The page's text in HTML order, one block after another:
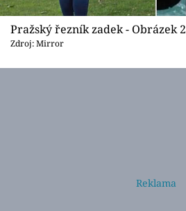
Pražský řezník zadek - Obrázek 2
Zdroj: Mirror